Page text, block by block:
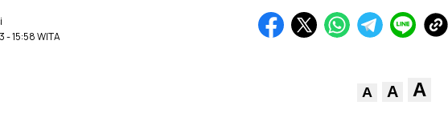
- 15:58 WITA
A A A